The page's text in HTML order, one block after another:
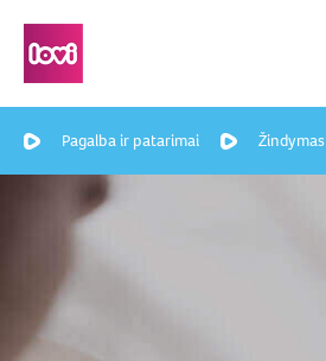
Pagalba ir patarimai Žindymas